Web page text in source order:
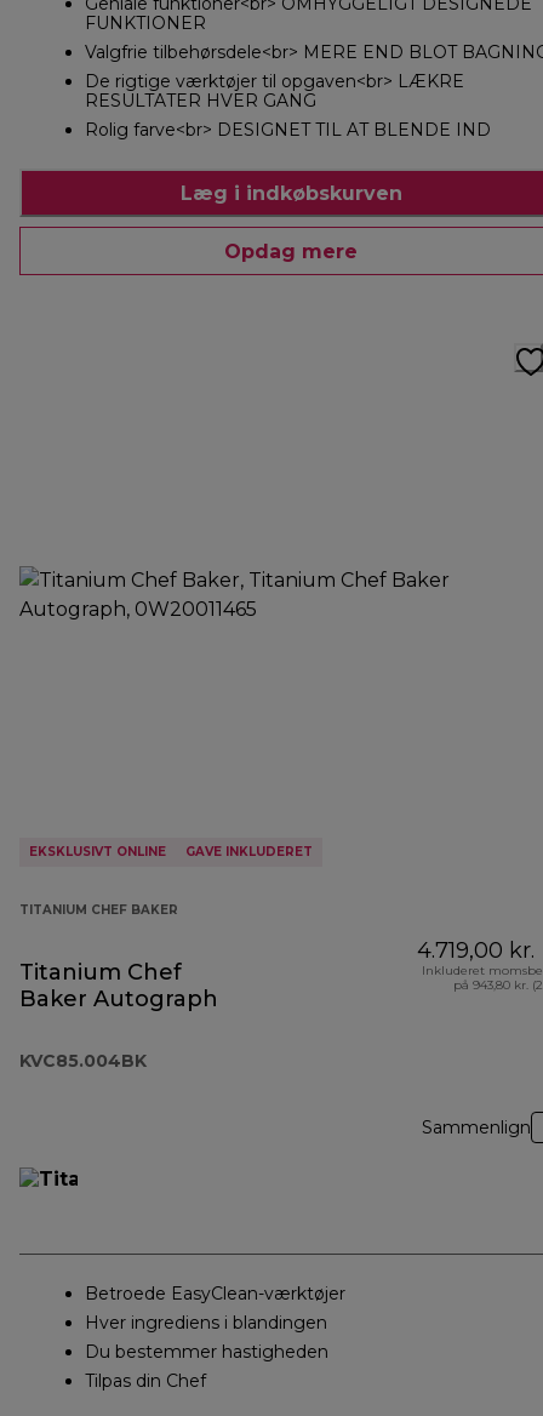
FUNKTIONER
Valgfrie tilbehørsdele<br> MERE END BLOT
De rigtige værktøjer til opgaven<br> LÆKRE
RESULTATER HVER GANG
Rolig farve<br> DESIGNET TIL AT BLENDE IND
Læg i indkøbskurven
Opdag mere
EKSKLUSIVT ONLINE GAVE INKLUDERET
TITANIUM CHEF BAKER
Titanium Chef
Baker Autograph
KVC85.004BK
4.719,00 kr.
Inkluderet
på 943,80 kr.
Sammenlign
Betroede EasyClean-værktøjer
Hver ingrediens i blandingen
Du bestemmer hastigheden
Tilpas din Chef